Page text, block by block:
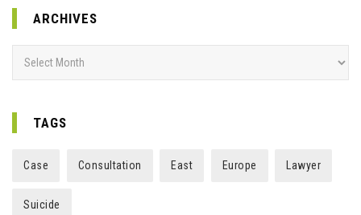
ARCHIVES
TAGS
Case Consultation East Europe Lawyer
Suicide